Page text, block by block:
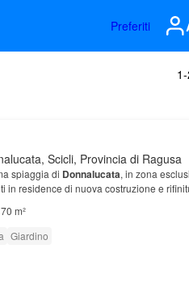
Preferiti
Scicli, Provincia di Ragusa
spiaggia di Donnalucata, in zona
in residence di nuova costruzione e
70 m²
Giardino